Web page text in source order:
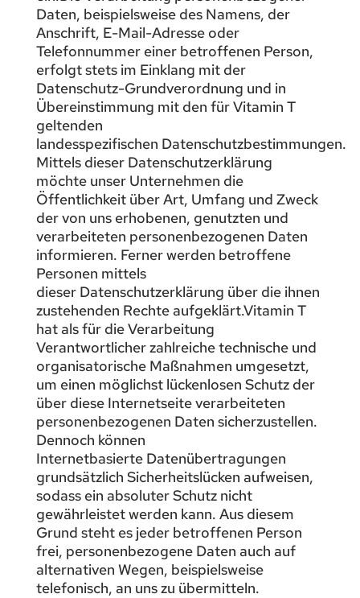
Daten, beispielsweise des Namens, der
Anschrift, E-Mail-Adresse oder
Telefonnummer einer betroffenen Person,
erfolgt stets im Einklang mit der
Datenschutz-Grundverordnung und in
Übereinstimmung mit den für Vitamin T
geltenden
landesspezifischen Datenschutzbestimmungen.
Mittels dieser Datenschutzerklärung
möchte unser Unternehmen die
Öffentlichkeit über Art, Umfang und Zweck
der von uns erhobenen, genutzten und
verarbeiteten personenbezogenen Daten
informieren. Ferner werden betroffene
Personen mittels
dieser Datenschutzerklärung über die ihnen
zustehenden Rechte aufgeklärt.Vitamin T
hat als für die Verarbeitung
Verantwortlicher zahlreiche technische und
organisatorische Maßnahmen umgesetzt,
um einen möglichst lückenlosen Schutz der
über diese Internetseite verarbeiteten
personenbezogenen Daten sicherzustellen.
Dennoch können
Internetbasierte Datenübertragungen
grundsätzlich Sicherheitslücken aufweisen,
sodass ein absoluter Schutz nicht
gewährleistet werden kann. Aus diesem
Grund steht es jeder betroffenen Person
frei, personenbezogene Daten auch auf
alternativen Wegen, beispielsweise
telefonisch, an uns zu übermitteln.